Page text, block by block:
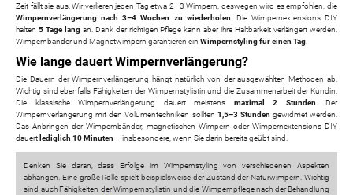
Zeit fällt sie aus. Wir verlieren jeden Tag etwa 2–3 Wimpern, deswegen wird es empfohlen, die
Wimpernverlängerung nach 3–4 Wochen zu wiederholen. Die Wimpernextensions DIY
halten 5 Tage langan. Dank der richtigen Pflege kann aber ihre Haltbarkeit verlängert werden.
Wimpernbänder und Magnetwimpern garantieren ein Wimpernstyling für einen Tag.
Wie lange dauert Wimpernverlängerung?
Die Dauern der Wimpernverlängerung hängt natürlich von der ausgewählten Methoden ab.
Wichtig sind ebenfalls Fähigkeiten der Wimpernstylistin und die Zusammenarbeit der Kundin.
Die klassische Wimpernverlängerung dauert meistens maximal 2 Stunden. Der
Wimpernverlängerung mit den Volumentechniken sollten 1,5–3 Stunden gewidmet werden.
Das Anbringen der Wimpernbänder, magnetischen Wimpern oder Wimpernextensions DIY
dauert lediglich 10 Minuten – insbesondere, wenn Sie darin bereits geübt sind.
Denken Sie daran, dass Erfolge im Wimpernstyling von verschiedenen Aspekten
abhängen. Eine große Rolle spielt beispielsweise der Zustand der Naturwimpern. Wichtig
sind auch Fähigkeiten der Wimpernstylistin und die Wimpernpflege nach der Behandlung